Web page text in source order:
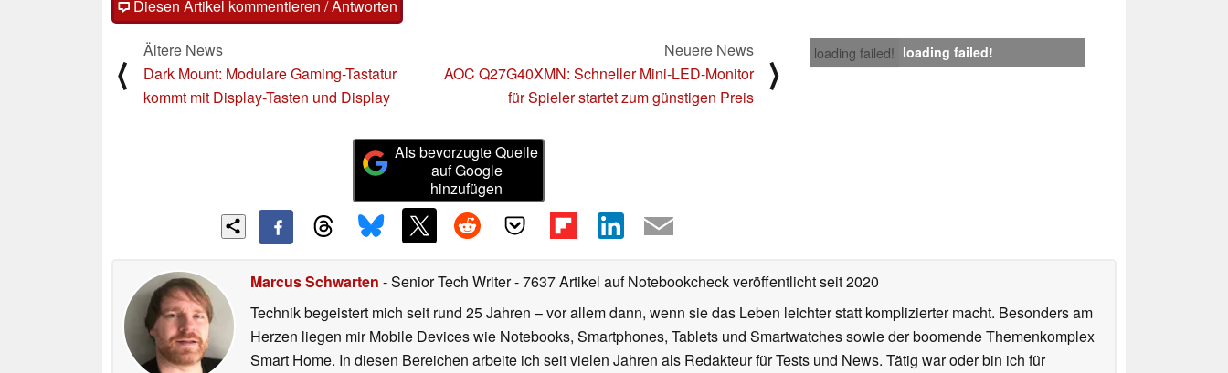
Diesen Artikel kommentieren / Antworten
loading failed! loading failed!
⟨
Ältere News
Dark Mount: Modulare Gaming-Tastatur
kommt mit Display-Tasten und Display
Neuere News
AOC Q27G40XMN: Schneller Mini-LED-Monitor
für Spieler startet zum günstigen Preis
⟩
Als bevorzugte Quelle
auf Google
hinzufügen
Marcus Schwarten - Senior Tech Writer- 7637 Artikel auf Notebookcheck veröffentlichtseit 2020
Technik begeistert mich seit rund 25 Jahren – vor allem dann, wenn sie das Leben leichter statt komplizierter macht. Besonders am
Herzen liegen mir Mobile Devices wie Notebooks, Smartphones, Tablets und Smartwatches sowie der boomende Themenkomplex
Smart Home. In diesen Bereichen arbeite ich seit vielen Jahren als Redakteur für Tests und News. Tätig war oder bin ich für